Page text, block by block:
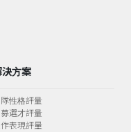
決方案
性格評量
選才評量
表現評量